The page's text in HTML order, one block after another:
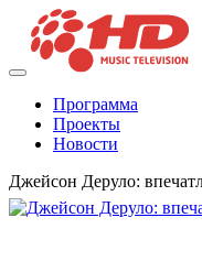
Программа
Проекты
Новости
Джейсон Деруло: